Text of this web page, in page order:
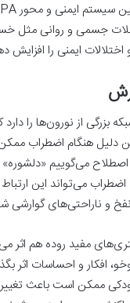
جسمی و روانی مثل
ایمنی را افزایش
از نورون‌ها را دارد
دلیل هنگام اضطراب
می‌گوییم «دلشوره»
می‌تواند این
و ناراحتی‌های گوارشی
مفید روده هم اثر
افکار و احساسات اثر
ممکن است باعث